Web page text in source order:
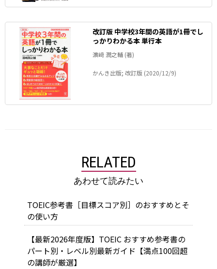
改訂版 中学校3年間の英語が1冊でし
っかりわかる本 単行本
濵﨑 潤之輔 (著)
かんき出版; 改訂版 (2020/12/9)
RELATED
あわせて読みたい
TOEIC参考書［目標スコア別］のおすすめとそ
の使い方
【最新2026年度版】TOEIC おすすめ参考書の
パート別・レベル別最新ガイド【満点100回超
の講師が厳選】